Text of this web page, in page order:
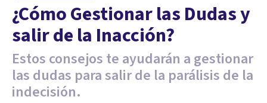
¿Cómo Gestionar las Dudas y
salir de la Inacción?
Estos consejos te ayudarán a gestionar
las dudas para salir de la parálisis de la
indecisión.